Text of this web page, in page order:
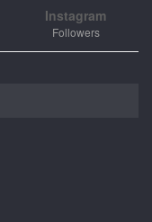
Instagram
Followers